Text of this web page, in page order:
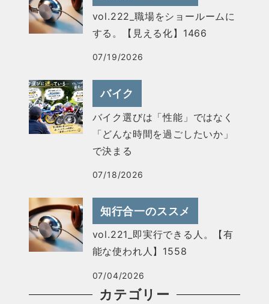
vol.222_職場をショールームに
する。【見える化】1466
07/19/2026
バイク
バイク選びは「性能」ではなく
「どんな時間を過ごしたいか」
で決まる
07/18/2026
知行合一のススメ
vol.221_即実行できる人。【有
能な使われ人】1558
07/04/2026
カテゴリー